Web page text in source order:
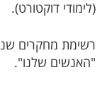
(לימודי דוקטורט).
רשימת מחקרים
"האנשים שלנו".